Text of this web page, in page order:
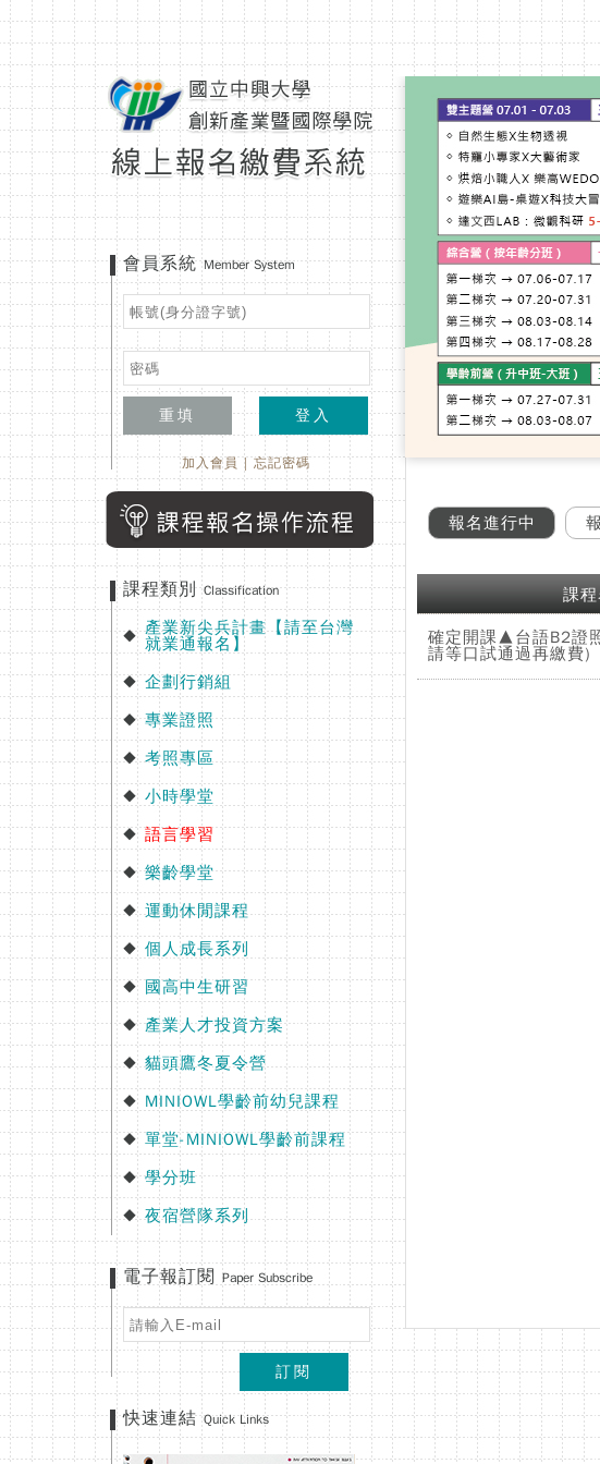
會員系統Member System
重填 登入
加入會員|忘記密碼
課程類別Classification
◆ 產業新尖兵計畫【請至台灣
就業通報名】
◆ 企劃行銷組
◆ 專業證照
◆ 考照專區
◆ 小時學堂
◆ 語言學習
◆ 樂齡學堂
◆ 運動休閒課程
◆ 個人成長系列
◆ 國高中生研習
◆ 產業人才投資方案
◆ 貓頭鷹冬夏令營
◆ MINIOWL學齡前幼兒課程
◆ 單堂-MINIOWL學齡前課程
◆ 學分班
◆ 夜宿營隊系列
電子報訂閱 Paper Subscribe
訂閱
快速連結Quick Links
報名進行中
課
確定開課▲台語B2證
請等口試通過再繳費)